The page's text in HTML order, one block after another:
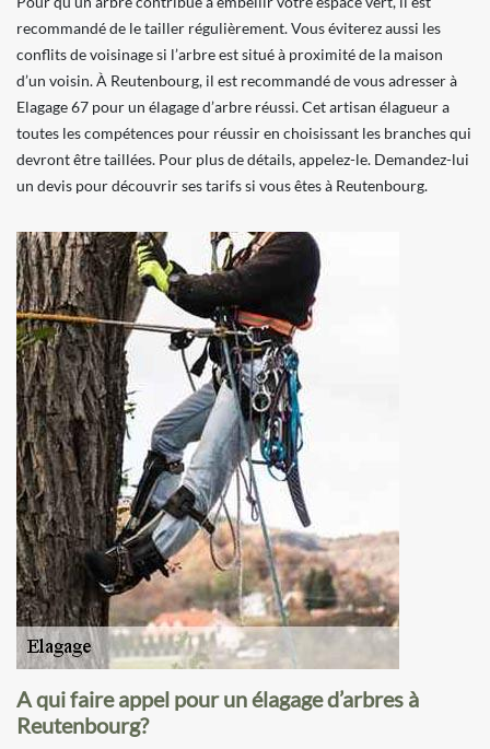
recommandé de le tailler régulièrement. Vous éviterez aussi les
conflits de voisinage si l’arbre est situé à proximité de la maison
d’un voisin. À Reutenbourg, il est recommandé de vous adresser à
Elagage 67 pour un élagage d’arbre réussi. Cet artisan élagueur a
toutes les compétences pour réussir en choisissant les branches qui
devront être taillées. Pour plus de détails, appelez-le. Demandez-lui
un devis pour découvrir ses tarifs si vous êtes à Reutenbourg.
A qui faire appel pour un élagage d’arbres à
Reutenbourg?